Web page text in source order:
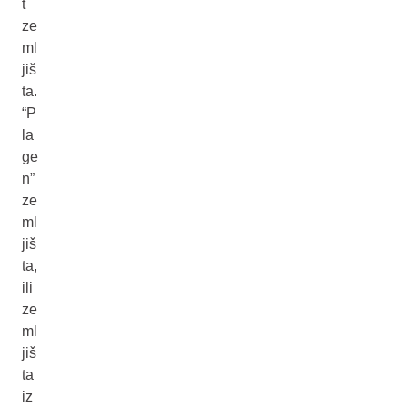
t
ze
ml
jiš
ta.
“P
la
ge
n”
ze
ml
jiš
ta,
ili
ze
ml
jiš
ta
iz